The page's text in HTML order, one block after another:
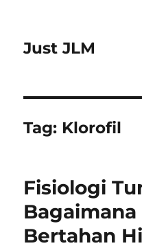
Just JLM
Tag: Klorofil
Fisiologi
Bertahan